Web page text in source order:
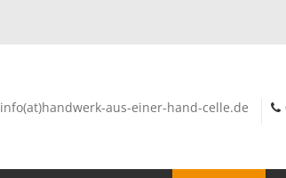
info(at)handwerk-aus-einer-hand-celle.de